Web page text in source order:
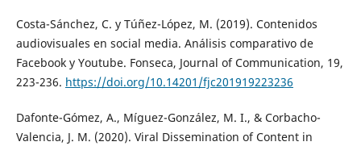
Costa-Sánchez, C. y Túñez-López, M. (2019). Contenidos
audiovisuales en social media. Análisis comparativo de
Facebook y Youtube. Fonseca, Journal of Communication, 19,
223-236. https://doi.org/10.14201/fjc201919223236
Dafonte-Gómez, A., Míguez-González, M. I., & Corbacho-
Valencia, J. M. (2020). Viral Dissemination of Content in